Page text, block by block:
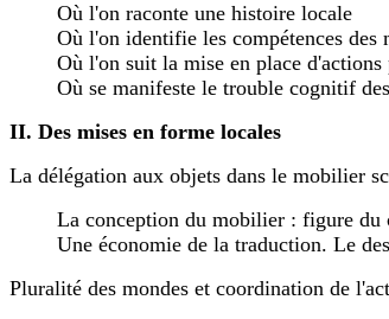
Où l'on raconte une histoire locale
Où l'on identifie les compétences des
Où l'on suit la mise en place d'actions
Où se manifeste le trouble cognitif
II. Des mises en forme locales
La délégation aux objets dans le mobilier
La conception du mobilier : figure du
Une économie de la traduction. Le
Pluralité des mondes et coordination de